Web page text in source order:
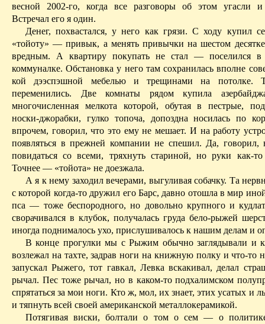
весной 2002-го, когда все разговоры об этом угасли и
Встречал его я один.
Денег, похвастался, у него как грязи. С ходу купил
«тойоту» — привык, а менять привычки на ше­стом
вредным. А квартиру покупать не стал — поселился в
коммуналке. Обстановка у него там сохрани­лась вполне
кой дээспэшной мебелью и трещинами на потол­ке.
переменились. Две комнаты рядом купила
многочисленная мелкота которой, обутая в пестрые,
носки-джорабки, гулко топоча, допоздна носилась по
впро­чем, говорил, что это ему не мешает. И на работу
появляться в прежней компании не спешил. Да, говорил,
пови­даться со всеми, тряхнуть стариной, но руки как-
Точнее — «тойота» не доезжала.
А я к нему заходил вечерами, выгуливая собачку. Та
с которой когда-то дружил его Барс, давно отошла в мир
пса — тоже беспородного, но довольно крупного и
сворачивался в клубок, получалась груда бело-рыжей
иногда поднималось ухо, прислушивалось к нашим делам и
В конце прогулки мы с Рыжим обычно заглядывали и
возлежал на тахте, задрав ноги на книжную полку и что-то
запускал Рыжего, тот гавкал, Левка вскакивал, делал
рычал. Пес тоже рычал, но в каком-то подхалимском
спрятаться за мои ноги. Кто ж, мол, их знает, этих усатых и
и тяпнуть всей своей американской металлокерамикой.
Потягивая виски, болтали о том о сем — о